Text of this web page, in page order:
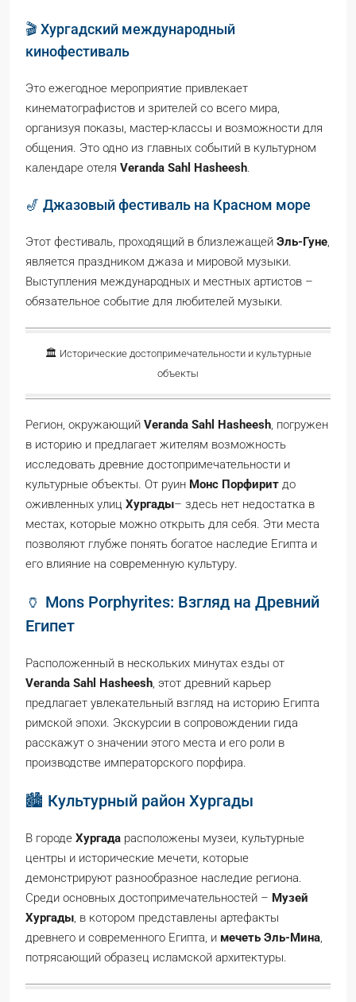
🎬 Хургадский международный
кинофестиваль
Это ежегодное мероприятие привлекает
кинематографистов и зрителей со всего мира,
организуя показы, мастер-классы и возможности для
общения. Это одно из главных событий в культурном
календаре отеля Veranda Sahl Hasheesh.
🎷 Джазовый фестиваль на Красном море
Этот фестиваль, проходящий в близлежащей Эль-Гуне,
является праздником джаза и мировой музыки.
Выступления международных и местных артистов –
обязательное событие для любителей музыки.
🏛️ Исторические достопримечательности и культурные
объекты
Регион, окружающий Veranda Sahl Hasheesh, погружен
в историю и предлагает жителям возможность
исследовать древние достопримечательности и
культурные объекты. От руин Монс Порфирит до
оживленных улиц Хургады– здесь нет недостатка в
местах, которые можно открыть для себя. Эти места
позволяют глубже понять богатое наследие Египта и
его влияние на современную культуру.
🏺 Mons Porphyrites: Взгляд на Древний
Египет
Расположенный в нескольких минутах езды от
Veranda Sahl Hasheesh, этот древний карьер
предлагает увлекательный взгляд на историю Египта
римской эпохи. Экскурсии в сопровождении гида
расскажут о значении этого места и его роли в
производстве императорского порфира.
🏙️ Культурный район Хургады
В городе Хургада расположены музеи, культурные
центры и исторические мечети, которые
демонстрируют разнообразное наследие региона.
Среди основных достопримечательностей – Музей
Хургады, в котором представлены артефакты
древнего и современного Египта, и мечеть Эль-Мина,
потрясающий образец исламской архитектуры.